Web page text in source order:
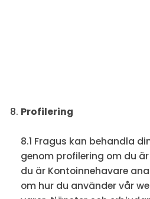
Profilering
8.1 Fragus kan behandla
genom profilering om du
du är Kontoinnehavare
om hur du använder vår